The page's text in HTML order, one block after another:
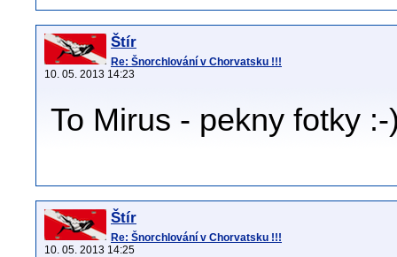
Štír
Re: Šnorchlování v Chorvatsku !!!
10. 05. 2013 14:23
To Mirus - pekny fotky :-
Štír
Re: Šnorchlování v Chorvatsku !!!
10. 05. 2013 14:25